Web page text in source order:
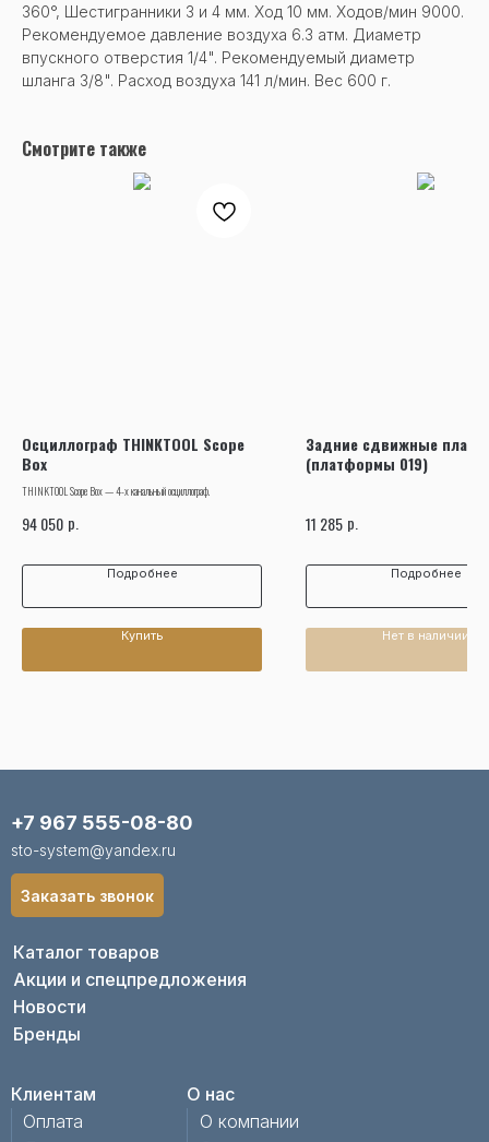
360°, Шестигранники 3 и 4 мм. Ход 10 мм. Ходов/мин 9000.
Рекомендуемое давление воздуха 6.3 атм. Диаметр
впускного отверстия 1/4". Рекомендуемый диаметр
шланга 3/8". Расход воздуха 141 л/мин. Вес 600 г.
Смотрите также
Осциллограф THINKTOOL Scope
Box
THINKTOOL Scope Box — 4-х канальный осциллограф.
94 050 р.
Подробнее
Купить
Задние сдвижные
(платформы 019)
11 285 р.
Подробнее
Нет в наличии
Каталог товаров
Акции и спецпредложения
Новости
Бренды
Клиентам
Оплата
О нас
О компании
+7 967 555-08-80
sto-system@yandex.ru
Заказать звонок